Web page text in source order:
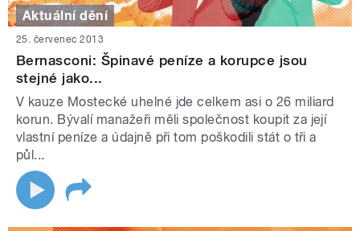
Aktuální dění
25. červenec 2013
Bernasconi: Špinavé peníze a korupce jsou
stejné jako...
V kauze Mostecké uhelné jde celkem asi o 26 miliard
korun. Bývalí manažeři měli společnost koupit za její
vlastní peníze a údajně při tom poškodili stát o tři a
půl...